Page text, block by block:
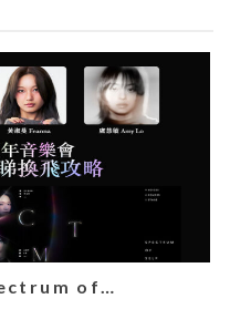
of…